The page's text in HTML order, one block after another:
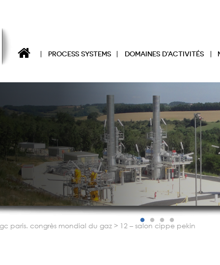
PROCESS SYSTEMS DOMAINES D’ACTIVITÉS
paris. congrès mondial du gaz > 12 – salon cippe pekin